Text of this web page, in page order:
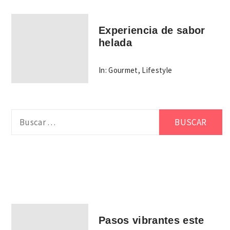
Experiencia de sabor
helada
In: Gourmet, Lifestyle
Pasos vibrantes este